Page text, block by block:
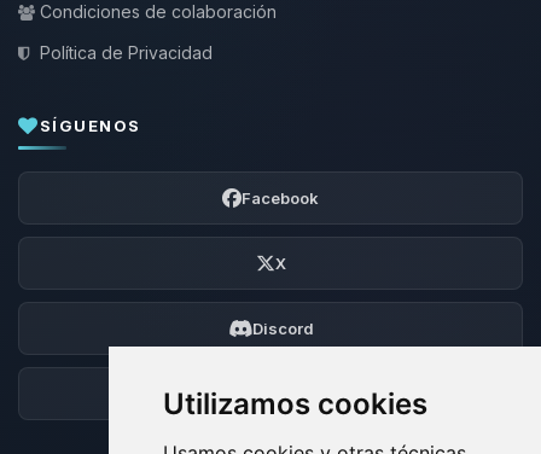
Utilizamos cookies
Condiciones de colaboración
Política de Privacidad
SÍGUENOS
Facebook
X
Discord
Foro